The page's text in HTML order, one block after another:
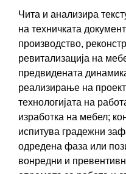
Чита и анализира
на техничката
производство,
ревитализација на
предвидената
реализирање на
технологијата на
изработка на мебел;
испитува градежни
одредена фаза или
вонредни и